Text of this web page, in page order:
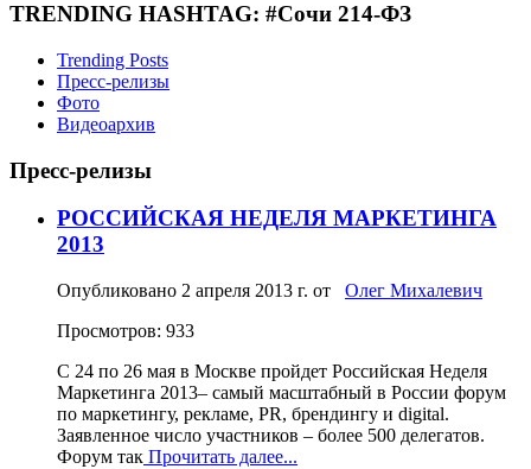
TRENDING HASHTAG: #Сочи 214-ФЗ
Trending Posts
Пресс-релизы
Фото
Видеоархив
Пресс-релизы
РОССИЙСКАЯ НЕДЕЛЯ МАРКЕТИНГА
2013
Опубликовано 2 апреля 2013 г. от Олег Михалевич
Просмотров: 933
С 24 по 26 мая в Москве пройдет Российская Неделя
Маркетинга 2013– самый масштабный в России форум
по маркетингу, рекламе, PR, брендингу и digital.
Заявленное число участников – более 500 делегатов.
Форум так Прочитать далее...